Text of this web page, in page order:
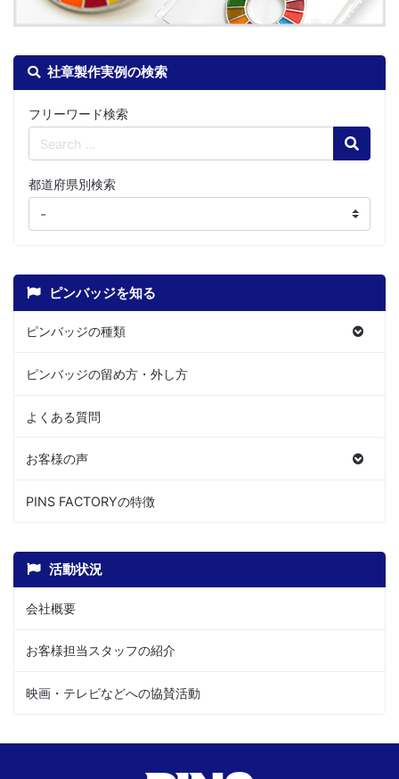
社章製作実例の検索
フリーワード検索
Search
都道府県別検索
ピンバッジを知る
ピンバッジの種類
ピンバッジの留め方・外し方
よくある質問
お客様の声
PINS FACTORYの特徴
活動状況
会社概要
お客様担当スタッフの紹介
映画・テレビなどへの協賛活動